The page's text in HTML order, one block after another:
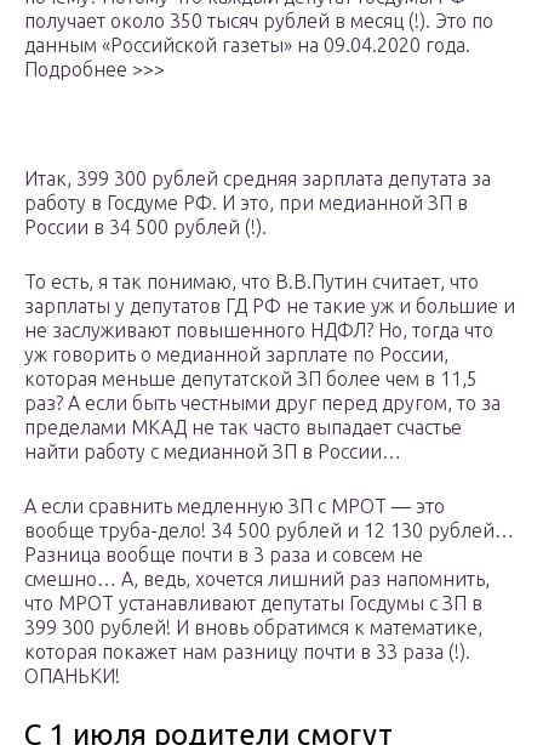
получает около 350 тысяч рублей в месяц (!). Это по
данным «Российской газеты» на 09.04.2020 года.
Подробнее >>>
Итак, 399 300 рублей средняя зарплата депутата за
работу в Госдуме РФ. И это, при медианной ЗП в
России в 34 500 рублей (!).
То есть, я так понимаю, что В.В.Путин считает, что
зарплаты у депутатов ГД РФ не такие уж и большие и
не заслуживают повышенного НДФЛ? Но, тогда что
уж говорить о медианной зарплате по России,
которая меньше депутатской ЗП более чем в 11,5
раз? А если быть честными друг перед другом, то за
пределами МКАД не так часто выпадает счастье
найти работу с медианной ЗП в России…
А если сравнить медленную ЗП с МРОТ — это
вообще труба-дело! 34 500 рублей и 12 130 рублей…
Разница вообще почти в 3 раза и совсем не
смешно… А, ведь, хочется лишний раз напомнить,
что МРОТ устанавливают депутаты Госдумы с ЗП в
399 300 рублей! И вновь обратимся к математике,
которая покажет нам разницу почти в 33 раза (!).
ОПАНЬКИ!
С 1 июля родители смогут